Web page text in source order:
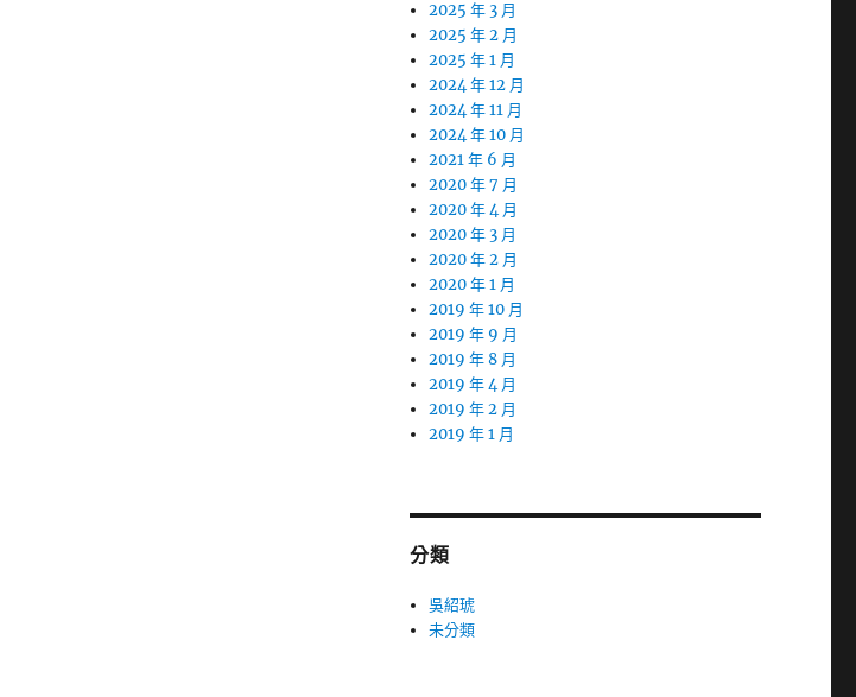
2025 年 3 月
2025 年 2 月
2025 年 1 月
2024 年 12 月
2024 年 11 月
2024 年 10 月
2021 年 6 月
2020 年 7 月
2020 年 4 月
2020 年 3 月
2020 年 2 月
2020 年 1 月
2019 年 10 月
2019 年 9 月
2019 年 8 月
2019 年 4 月
2019 年 2 月
2019 年 1 月
分類
吳紹琥
未分類